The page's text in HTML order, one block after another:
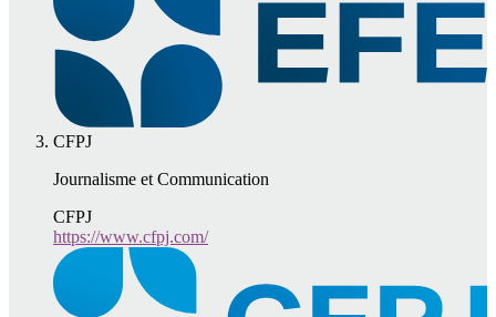
CFPJ
Journalisme et Communication
CFPJ
https://www.cfpj.com/